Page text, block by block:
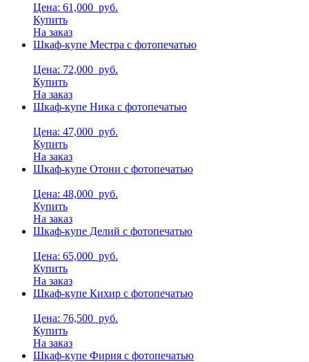
Цена: 61,000 руб.
Купить
На заказ
Шкаф-купе Местра с фотопечатью
Цена: 72,000 руб.
Купить
На заказ
Шкаф-купе Ника с фотопечатью
Цена: 47,000 руб.
Купить
На заказ
Шкаф-купе Отони с фотопечатью
Цена: 48,000 руб.
Купить
На заказ
Шкаф-купе Делий с фотопечатью
Цена: 65,000 руб.
Купить
На заказ
Шкаф-купе Кихир с фотопечатью
Цена: 76,500 руб.
Купить
На заказ
Шкаф-купе Фирия с фотопечатью